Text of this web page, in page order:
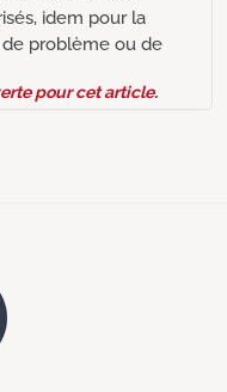
idem pour la
problème ou de
pour cet article.